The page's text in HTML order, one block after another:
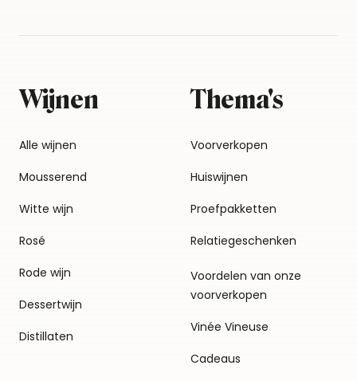
Wijnen
Alle wijnen
Mousserend
Witte wijn
Rosé
Rode wijn
Dessertwijn
Distillaten
Thema's
Voorverkopen
Huiswijnen
Proefpakketten
Relatiegeschenken
Voordelen van onze
voorverkopen
Vinée Vineuse
Cadeaus